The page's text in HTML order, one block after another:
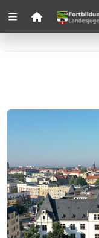
Zuklappen
Loading
Loading
Loading